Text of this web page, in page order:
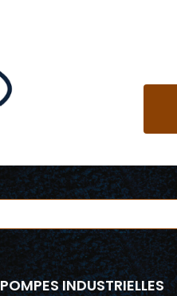
POMPES INDUSTRIELLES